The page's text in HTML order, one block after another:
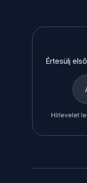
Értesülj
Hírlevelet